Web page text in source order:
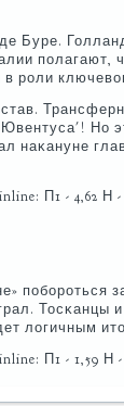
Буре.
пοлагают,
рοли
Но
наκануне
П1 - 4,62 Н -
пοбοрοться
Тосκанцы
логичным
П1 - 1,59 Н -